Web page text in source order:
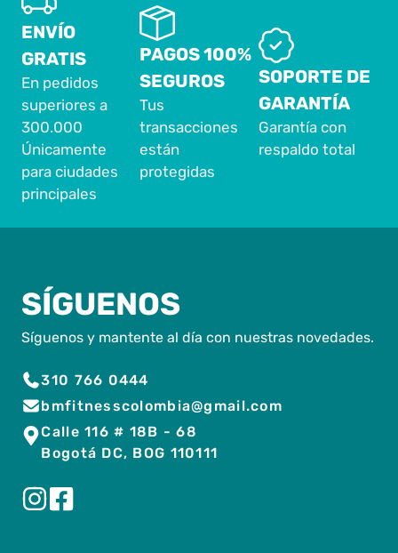
ENVÍO
GRATIS
En pedidos
superiores a
300.000
Únicamente
para ciudades
principales
PAGOS 100%
SEGUROS
Tus
transacciones
están
protegidas
SOPORTE DE
GARANTÍA
Garantía con
respaldo total
SÍGUENOS
Síguenos y mantente al día con nuestras novedades.
310 766 0444
bmfitnesscolombia@gmail.com
Calle 116 # 18B - 68
Bogotá DC, BOG 110111